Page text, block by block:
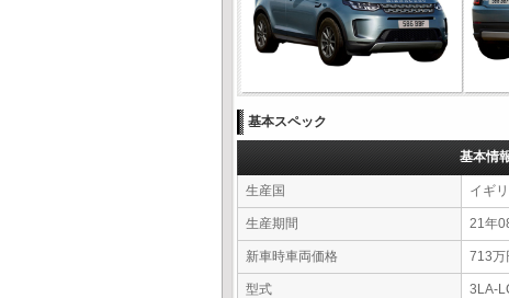
基本スペック
基本情
生産国 イギ
生産期間 21年
新車時車両価格 713万
型式 3LA-